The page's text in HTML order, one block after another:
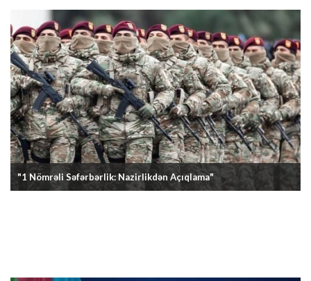
"1 Nömrəli Səfərbərlik: Nazirlikdən Açıqlama"